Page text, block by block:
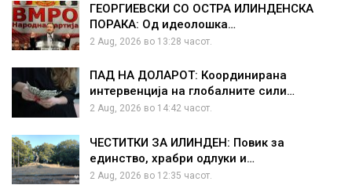
ГЕОРГИЕВСКИ СО ОСТРА ИЛИНДЕНСКА
ПОРАКА: Од идеолошка…
2 Aug, 2026 во 13:28 часот.
ПАД НА ДОЛАРОТ: Координирана
интервенција на глобалните сили…
2 Aug, 2026 во 14:42 часот.
ЧЕСТИТКИ ЗА ИЛИНДЕН: Повик за
единство, храбри одлуки и…
2 Aug, 2026 во 12:35 часот.